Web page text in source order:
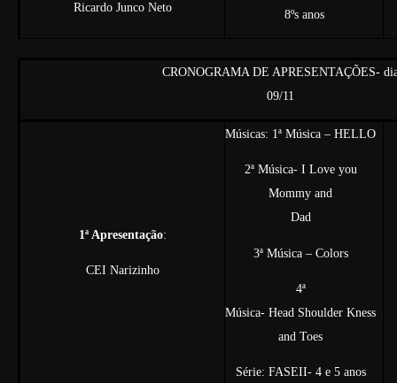
Ricardo Junco Neto
8ºs anos
CRONOGRAMA DE APRESENTAÇÕES-
09/11
1ª Apresentação:
CEI Narizinho
Músicas: 1ª Música – HELLO
2ª Música- I Love you
Mommy and
Dad
3ª Música – Colors
4ª
Música- Head Shoulder Kness
and Toes
Série: FASEII- 4 e 5 anos